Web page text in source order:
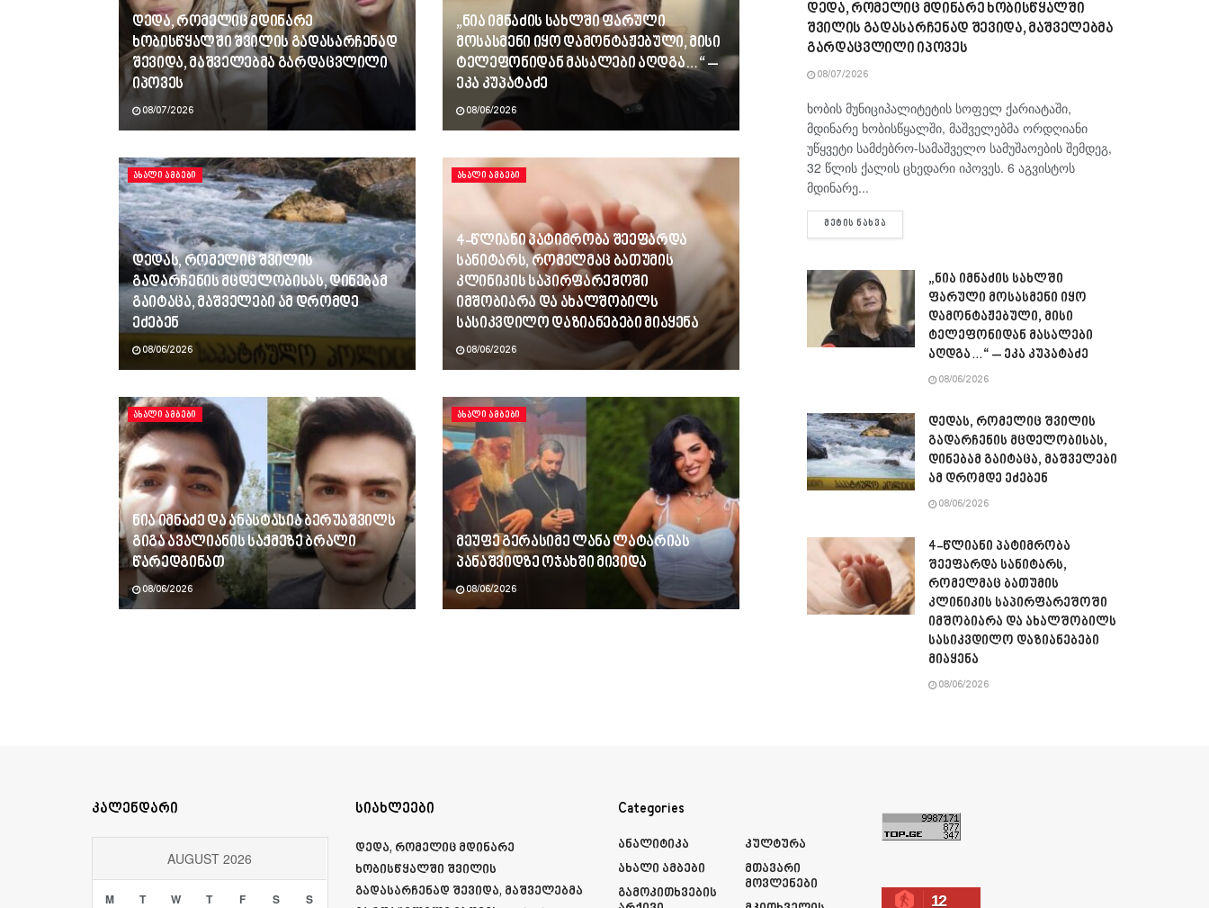
დედა, რომელიც მდინარე
ხობისწყალში შვილის გადასარჩენად
შევიდა, მაშველებმა გარდაცვლილი
იპოვეს
08/07/2026
„ნია იმნაძის სახლში ფარული
მოსასმენი იყო დამონტაჟებული, მისი
ტელეფონიდან მასალები აღდგა…“ –
ეკა კუპატაძე
08/06/2026
ᲐᲮᲐᲚᲘ ᲐᲛᲑᲔᲑᲘ
დედას, რომელიც შვილის
გადარჩენის მცდელობისას, დინებამ
გაიტაცა, მაშველები ამ დრომდე
ეძებენ
08/06/2026
ᲐᲮᲐᲚᲘ ᲐᲛᲑᲔᲑᲘ
4-წლიანი პატიმრობა შეეფარდა
სანიტარს, რომელმაც ბათუმის
კლინიკის საპირფარეშოში
იმშობიარა და ახალშობილს
სასიკვდილო დაზიანებები მიაყენა
08/06/2026
ᲐᲮᲐᲚᲘ ᲐᲛᲑᲔᲑᲘ
ნია იმნაძე და ანასტასია ბერუაშვილს
გიგა ავალიანის საქმეზე ბრალი
წარედგინათ
08/06/2026
ᲐᲮᲐᲚᲘ ᲐᲛᲑᲔᲑᲘ
მეუფე გერასიმე ლანა ლატარიას
პანაშვიდზე ოჯახში მივიდა
08/06/2026
დედა, რომელიც მდინარე ხობისწყალში
შვილის გადასარჩენად შევიდა, მაშველებმა
გარდაცვლილი იპოვეს
08/07/2026
ხობის მუნიციპალიტეტის სოფელ ქარიატაში,
მდინარე ხობისწყალში, მაშველებმა ორდღიანი
უწყვეტი სამძებრო-სამაშველო სამუშაოების შემდეგ,
32 წლის ქალის ცხედარი იპოვეს. 6 აგვისტოს
მდინარე...
ᲛᲔᲢᲘᲡ ᲜᲐᲮᲕᲐ
„ნია იმნაძის სახლში
ფარული მოსასმენი იყო
დამონტაჟებული, მისი
ტელეფონიდან მასალები
აღდგა…“ – ეკა კუპატაძე
08/06/2026
დედას, რომელიც შვილის
გადარჩენის მცდელობისას,
დინებამ გაიტაცა, მაშველები
ამ დრომდე ეძებენ
08/06/2026
4-წლიანი პატიმრობა
შეეფარდა სანიტარს,
რომელმაც ბათუმის
კლინიკის საპირფარეშოში
იმშობიარა და ახალშობილს
სასიკვდილო დაზიანებები
მიაყენა
08/06/2026
კალენდარი
AUGUST 2026
M T W T F S S
სიახლეები
დედა, რომელიც მდინარე
ხობისწყალში შვილის
გადასარჩენად შევიდა, მაშველებმა
Categories
Ანალიტიკა
Ახალი Ამბები
Გამოკითხვების
Კულტურა
Მთავარი
Მოვლენები
12